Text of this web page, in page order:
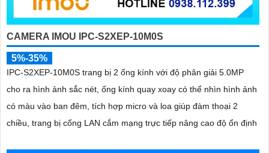
CAMERA IMOU IPC-S2XEP-10M0S
5%-35%
IPC-S2XEP-10M0S trang bị 2 ống kính với độ phân giải 5.0MP
cho ra hình ảnh sắc nét, ống kính quay xoay có thể nhìn hình ảnh
có màu vào ban đêm, tích hợp micro và loa giúp đàm thoại 2
chiều, trang bị cổng LAN cắm mạng trực tiếp nâng cao độ ổn định